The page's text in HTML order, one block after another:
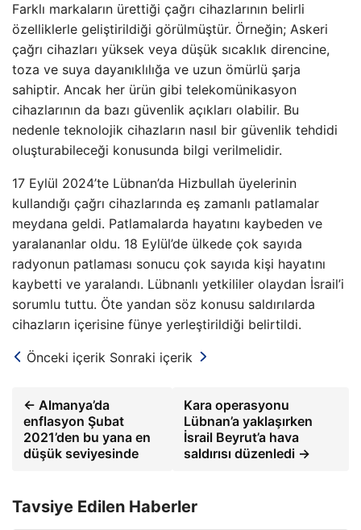
Farklı markaların ürettiği çağrı cihazlarının belirli
özelliklerle geliştirildiği görülmüştür. Örneğin; Askeri
çağrı cihazları yüksek veya düşük sıcaklık direncine,
toza ve suya dayanıklılığa ve uzun ömürlü şarja
sahiptir. Ancak her ürün gibi telekomünikasyon
cihazlarının da bazı güvenlik açıkları olabilir. Bu
nedenle teknolojik cihazların nasıl bir güvenlik tehdidi
oluşturabileceği konusunda bilgi verilmelidir.
17 Eylül 2024’te Lübnan’da Hizbullah üyelerinin
kullandığı çağrı cihazlarında eş zamanlı patlamalar
meydana geldi. Patlamalarda hayatını kaybeden ve
yaralananlar oldu. 18 Eylül’de ülkede çok sayıda
radyonun patlaması sonucu çok sayıda kişi hayatını
kaybetti ve yaralandı. Lübnanlı yetkililer olaydan İsrail’i
sorumlu tuttu. Öte yandan söz konusu saldırılarda
cihazların içerisine fünye yerleştirildiği belirtildi.
Önceki içerik Sonraki içerik
← Almanya’da
enflasyon Şubat
2021’den bu yana en
düşük seviyesinde
Kara operasyonu
Lübnan’a yaklaşırken
İsrail Beyrut’a hava
saldırısı düzenledi →
Tavsiye Edilen Haberler